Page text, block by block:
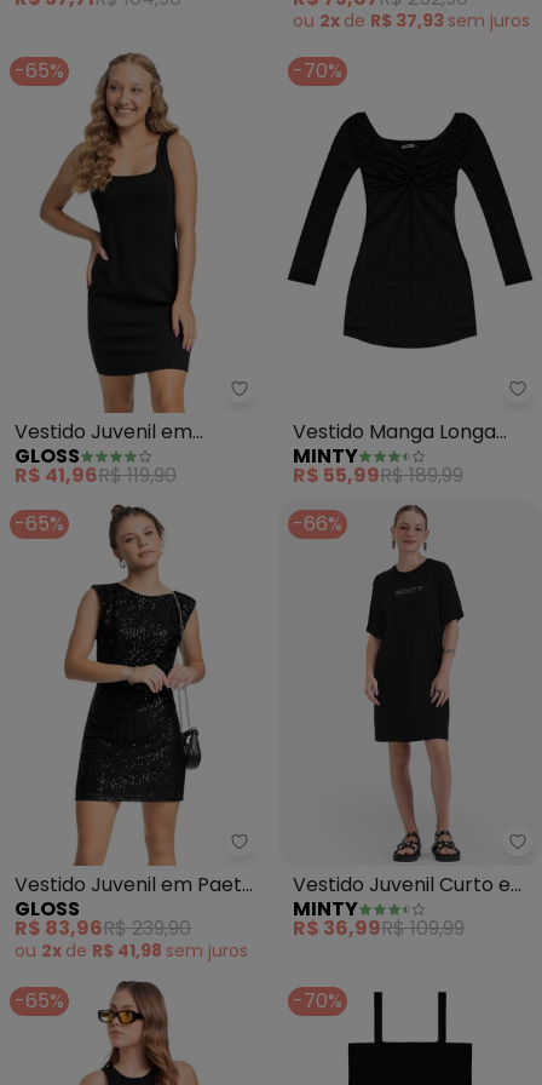
ou 2x de R$ 37,93 sem juros
-65%
Gloss - Vestido Juvenil em
Vestido Juvenil em
Ribana Canelada (Preto)
GLOSS
R$ 41,96R$ 119,90
-70%
Vestido Manga Longa
Juvenil (Preto)
MINTY
R$ 55,99R$ 189,99
-65%
Gloss - Vestido Juvenil em
Vestido Juvenil em Paetê
Brilhante (Preto)
GLOSS
R$ 83,96R$ 239,90
ou 2x de R$ 41,98 sem juros
-66%
Vestido Juvenil Curto em
Molecotton (Preto)
MINTY
R$ 36,99R$ 109,99
-65% -70%